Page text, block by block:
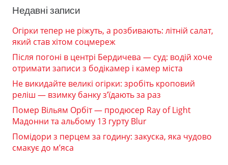
Недавні записи
Огірки тепер не ріжуть, а розбивають: літній салат,
який став хітом соцмереж
Після погоні в центрі Бердичева — суд: водій хоче
отримати записи з бодікамер і камер міста
Не викидайте великі огірки: зробіть кроповий
реліш — взимку банку з’їдають за раз
Помер Вільям Орбіт — продюсер Ray of Light
Мадонни та альбому 13 гурту Blur
Помідори з перцем за годину: закуска, яка чудово
смакує до м’яса